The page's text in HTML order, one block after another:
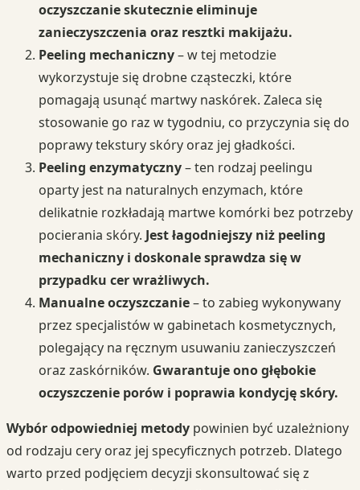
oczyszczanie skutecznie eliminuje
zanieczyszczenia oraz resztki makijażu.
Peeling mechaniczny– w tej metodzie
wykorzystuje się drobne cząsteczki, które
pomagają usunąć martwy naskórek. Zaleca się
stosowanie go raz w tygodniu, co przyczynia się do
poprawy tekstury skóry oraz jej gładkości.
Peeling enzymatyczny– ten rodzaj peelingu
oparty jest na naturalnych enzymach, które
delikatnie rozkładają martwe komórki bez potrzeby
pocierania skóry. Jest łagodniejszy niż peeling
mechaniczny i doskonale sprawdza się w
przypadku cer wrażliwych.
Manualne oczyszczanie– to zabieg wykonywany
przez specjalistów w gabinetach kosmetycznych,
polegający na ręcznym usuwaniu zanieczyszczeń
oraz zaskórników. Gwarantuje ono głębokie
oczyszczenie porów i poprawia kondycję skóry.
Wybór odpowiedniej metody powinien być uzależniony
od rodzaju cery oraz jej specyficznych potrzeb. Dlatego
warto przed podjęciem decyzji skonsultować się z